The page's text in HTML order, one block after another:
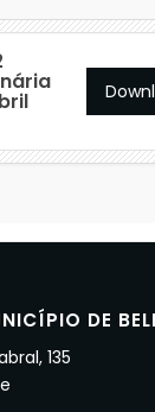
DE
135